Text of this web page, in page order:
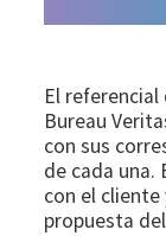
El referencial
Bureau
con sus
de cada una.
con el
propuesta